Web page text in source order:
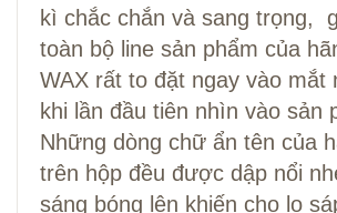
kì chắc chắn và sang trọng,
toàn bộ line sản phẩm của
WAX rất to đặt ngay vào mắt
khi lần đầu tiên nhìn vào sản
Những dòng chữ ẩn tên của
trên hộp đều được dập nổi
sáng bóng lên khiến cho lọ